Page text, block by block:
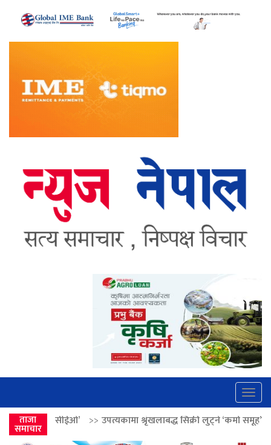
ताजा
समाचार
उपत्यकामा श्रृंखलाबद्ध सिक्री लुट्ने ‘कर्मा समूह’का नाइकेसहित पाँच